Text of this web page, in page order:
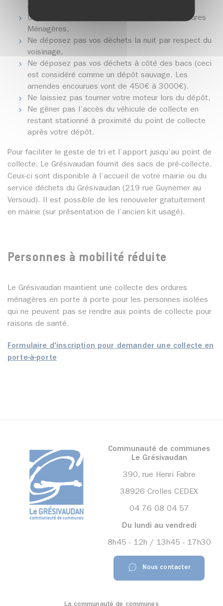
emballages en vrac (pas de sacs),
Utilisez la pédale pour ouvrir le conteneur Ordures
Ménagères,
Ne déposez pas vos déchets la nuit par respect du
voisinage,
Ne déposez pas vos déchets à côté des bacs (ceci
est considéré comme un dépôt sauvage. Les
amendes encourues vont de 450€ à 3000€).
Ne laissiez pas tourner votre moteur lors du dépôt,
Ne gêner pas l’accès du véhicule de collecte en
restant stationné à proximité du point de collecte
après votre dépôt.
Pour faciliter le geste de tri et l’apport jusqu’au point de
collecte, Le Grésivaudan fournit des sacs de pré-collecte.
Ceux-ci sont disponible à l’accueil de votre mairie ou du
service déchets du Grésivaudan (219 rue Guynemer au
Versoud). Il est possible de les renouveler gratuitement
en mairie (sur présentation de l’ancien kit usagé).
Personnes à mobilité réduite
Le Grésivaudan maintient une collecte des ordures
ménagères en porte à porte pour les personnes isolées
qui ne peuvent pas se rendre aux points de collecte pour
raisons de santé.
Formulaire d'inscription pour demander une collecte en
porte-à-porte
Communauté de communes
Le Grésivaudan
390, rue Henri Fabre
38926 Crolles CEDEX
04 76 08 04 57
Du lundi au vendredi
8h45 - 12h / 13h45 - 17h30
Nous contacter